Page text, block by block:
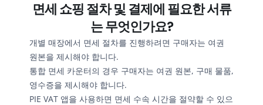
면세 쇼핑 절차 및 결제에 필요한 서류
는 무엇인가요?
개별 매장에서 면세 절차를 진행하려면 구매자는 여권
원본을 제시해야 합니다.
통합 면세 카운터의 경우 구매자는 여권 원본, 구매 물품,
영수증을 제시해야 합니다.
PIE VAT 앱을 사용하면 면세 수속 시간을 절약할 수 있으